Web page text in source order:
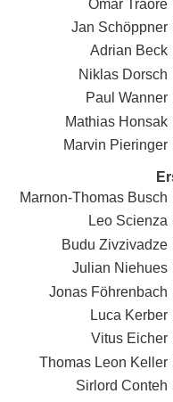
Omar Traoré
Jan Schöppner
Adrian Beck
Niklas Dorsch
Paul Wanner
Mathias Honsak
Marvin Pieringer
Marnon-Thomas Busch
Leo Scienza
Budu Zivzivadze
Julian Niehues
Jonas Föhrenbach
Luca Kerber
Vitus Eicher
Thomas Leon Keller
Sirlord Conteh